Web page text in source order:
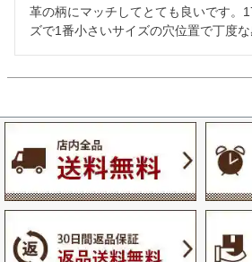
革の柄にマッチしてとても良いです。
ズで1番小さいサイズの穴位置で丁度な